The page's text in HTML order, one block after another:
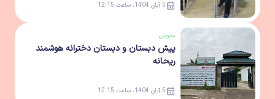
5 آبان 1404، ساعت 12:15
عمومی
پیش دبستان و دبستان دخترانه هوشمند
ریحانه
5 آبان 1404، ساعت 12:15